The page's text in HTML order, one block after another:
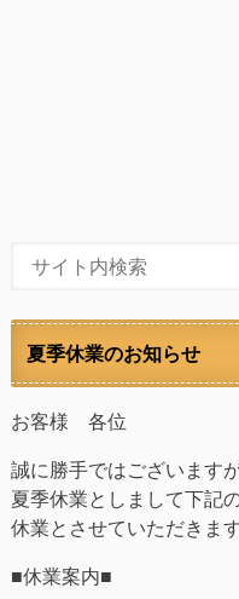
夏季休業のお知らせ
お客様 各位
誠に勝手ではございますが
夏季休業としまして下記
休業とさせていただきます
■休業案内■